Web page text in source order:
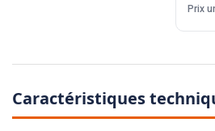
Prix
Caractéristiques